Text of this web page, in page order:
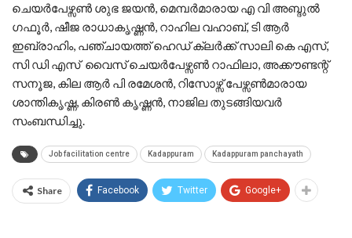
ചെയർപേഴ്സൺ ശുഭ ജയൻ, മെമ്പർമാരായ എ വി അബ്ദുൽ
ഗഫൂർ, ഷീജ രാധാകൃഷ്ണൻ, റാഹില വഹാബ്, ടി ആര്‍
ഇബ്രാഹിം, പഞ്ചായത്ത് ഹെഡ് ക്ലർക്ക് സാലി കെ എസ്,
സി ഡി എസ് വൈസ് ചെയർപേഴ്സൺ റാഫിലാ, അക്കൗണ്ടന്റ്
സനൂജ, കില ആർ പി രമേശൻ, റിസോഴ്സ് പേഴ്സൺമാരായ
ശാന്തികൃഷ്ണ, കിരൺ കൃഷ്ണൻ, നാജില തുടങ്ങിയവർ
സംബന്ധിച്ചു.
Job facilitation centre Kadappuram Kadappuram panchayath
Share Facebook Twitter Google+